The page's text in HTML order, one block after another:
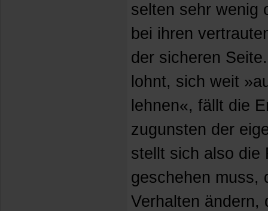
selten sehr wenig
bei ihren
der sicheren
lohnt, sich weit
lehnen«, fällt die
zugunsten der
stellt sich also die
geschehen muss,
Verhalten ändern,